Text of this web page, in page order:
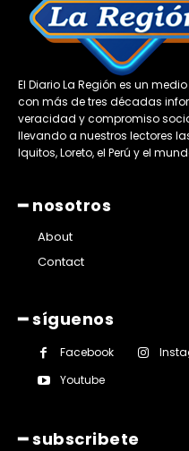
El Diario La Región es un
con más de tres décadas
veracidad y compromiso
llevando a nuestros lectores
Iquitos, Loreto, el Perú y el
━ nosotros
About
Contact
━ síguenos
Facebook
Youtube
━ subscribete